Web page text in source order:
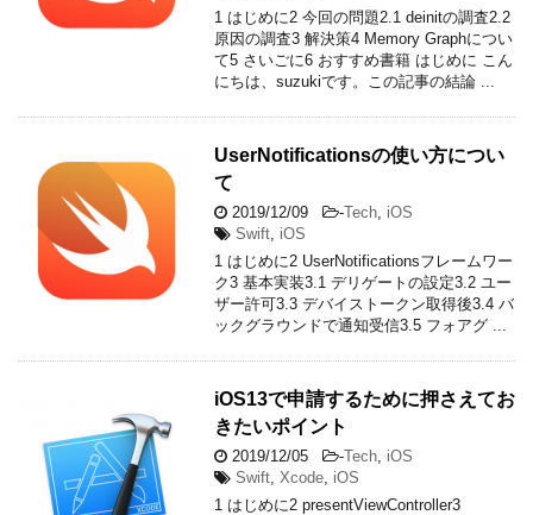
1 はじめに2 今回の問題2.1 deinitの調査2.2
原因の調査3 解決策4 Memory Graphについ
て5 さいごに6 おすすめ書籍 はじめに こん
にちは、suzukiです。この記事の結論 ...
UserNotificationsの使い方につい
て
2019/12/09 -Tech iOS
Swift iOS
1 はじめに2 UserNotificationsフレームワー
ク3 基本実装3.1 デリゲートの設定3.2 ユー
ザー許可3.3 デバイストークン取得後3.4 バ
ックグラウンドで通知受信3.5 フォアグ ...
iOS13で申請するために押さえてお
きたいポイント
2019/12/05 -Tech iOS
Swift Xcode iOS
1 はじめに2 presentViewController3